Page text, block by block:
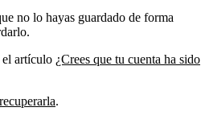
no lo hayas guardado de forma
el artículo ¿Crees que tu cuenta ha sido
recuperarla.